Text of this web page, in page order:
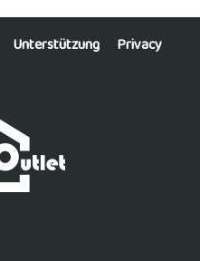
Unterstützung Privacy